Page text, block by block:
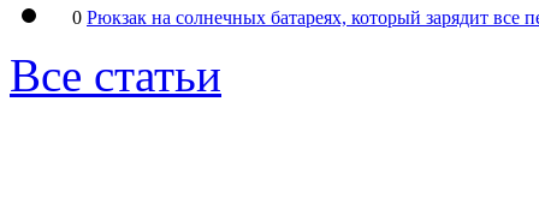
0 Рюкзак на солнечных батареях, который зарядит все
Все статьи